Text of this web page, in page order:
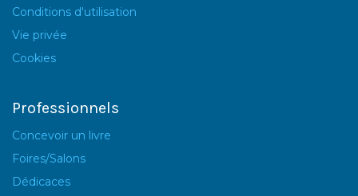
Conditions d'utilisation
Vie privée
Cookies
Professionnels
Concevoir un livre
Foires/Salons
Dédicaces